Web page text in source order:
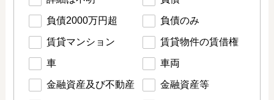
負債2000万円超 負債のみ
賃貸マンション 賃貸物件の賃借権
車 車両
金融資産及び不動産 金融資産等